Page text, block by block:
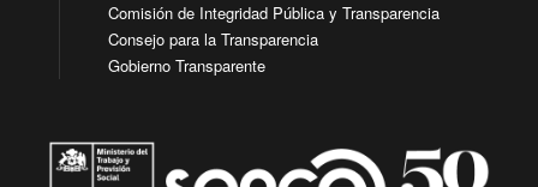
Comisión de Integridad Pública y Transparencia
Consejo para la Transparencia
Gobierno Transparente